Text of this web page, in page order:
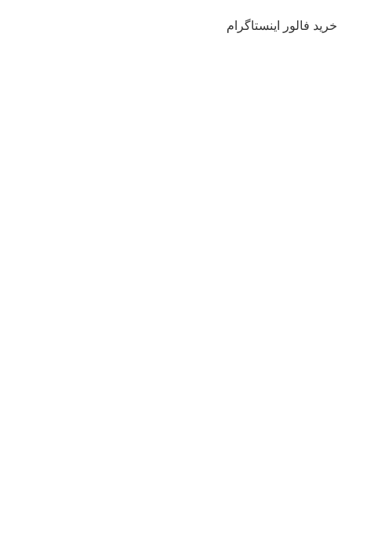
خرید فالور اینستاگرام